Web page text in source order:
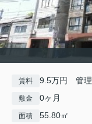
賃料 9.5万円 管理
敷金 0ヶ月
面積 55.80㎡